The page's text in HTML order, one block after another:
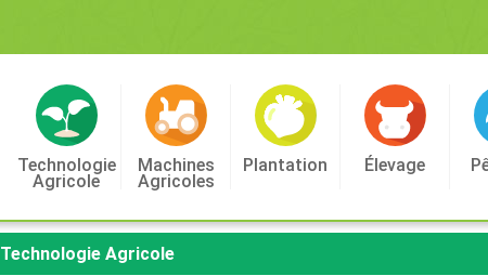
Technologie
Agricole
Machines
Agricoles
Plantation Élevage
Technologie Agricole